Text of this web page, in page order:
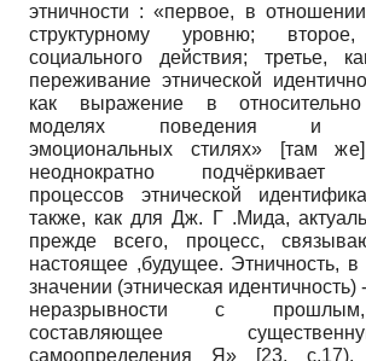
этничности : «первое, в
структурному уровню;
социального действия; третье,
переживание этнической
как выражение в относительно
моделях поведения и
эмоциональных стилях» [там
неоднократно подчёркивает
процессов этнической
также, как для Дж. Г .Мида,
прежде всего, процесс,
настоящее ,будущее. Этничность, в
значении (этничеcкая
неразрывности с
составляющее
самоопределения Я» [23,